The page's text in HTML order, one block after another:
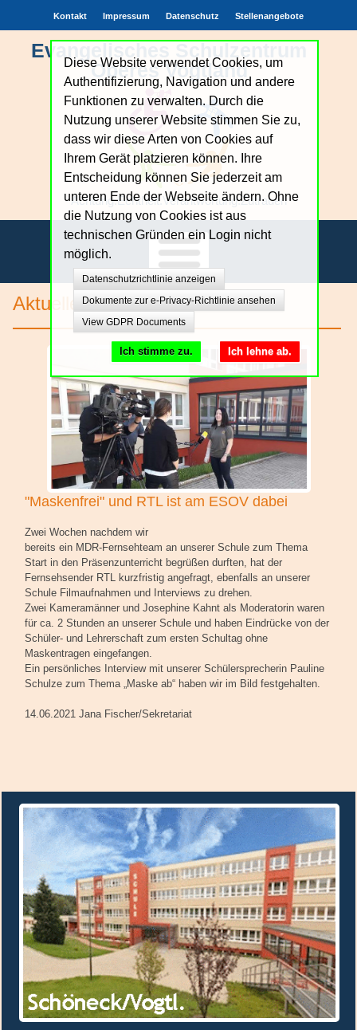
Evangelisches Schulzentrum
Oberes Vogtland
Achtung.Echtheit.Verantwortung.Zutrauen
Kontakt Impressum Datenschutz Stellenangebote
Unsere Schule
Bildungsangebote
Schulgemeinschaft
Schulorganisation
Aktuelles
"Maskenfrei" und RTL ist am ESOV dabei
Zwei Wochen nachdem wir
bereits ein MDR-Fernsehteam an unserer Schule zum Thema
Start in den Präsenzunterricht begrüßen durften, hat der
Fernsehsender RTL kurzfristig angefragt, ebenfalls an unserer
Schule Filmaufnahmen und Interviews zu drehen.
Zwei Kameramänner und Josephine Kahnt als Moderatorin waren
für ca. 2 Stunden an unserer Schule und haben Eindrücke von der
Schüler- und Lehrerschaft zum ersten Schultag ohne
Maskentragen eingefangen.
Ein persönliches Interview mit unserer Schülersprecherin Pauline
Schulze zum Thema „Maske ab“ haben wir im Bild festgehalten.
14.06.2021 Jana Fischer/Sekretariat
Diese Website verwendet Cookies, um
Authentifizierung, Navigation und andere
Funktionen zu verwalten. Durch die
Nutzung unserer Website stimmen Sie zu,
dass wir diese Arten von Cookies auf
Ihrem Gerät platzieren können. Ihre
Entscheidung können Sie jederzeit am
unteren Ende der Webseite ändern. Ohne
die Nutzung von Cookies ist aus
technischen Gründen ein Login nicht
möglich.
Datenschutzrichtlinie anzeigen
Dokumente zur e-Privacy-Richtlinie ansehen
View GDPR Documents
Ich lehne ab.
Ich stimme zu.